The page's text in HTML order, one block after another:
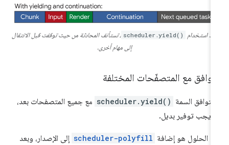
عند استخدام scheduler.yield() ، تستأنف المحادثة من حيث توقفت قبل الانتقال
إلى مهام أخرى.
مع المتصفّحات المختلفة
تتوافق السمة scheduler.yield() مع جميع المتصفحات بعد،
يجب توفير بديل.
الحلول هو إضافة scheduler-polyfill إلى الإصدار، وبعد